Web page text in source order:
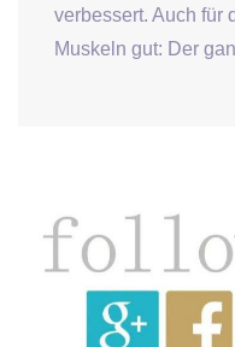
verbessert. Auch für
Muskeln gut: Der